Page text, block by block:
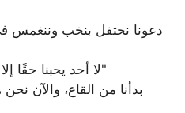
"لا أحد يحبنا حقًا إلا نحن." - من "6 الله"